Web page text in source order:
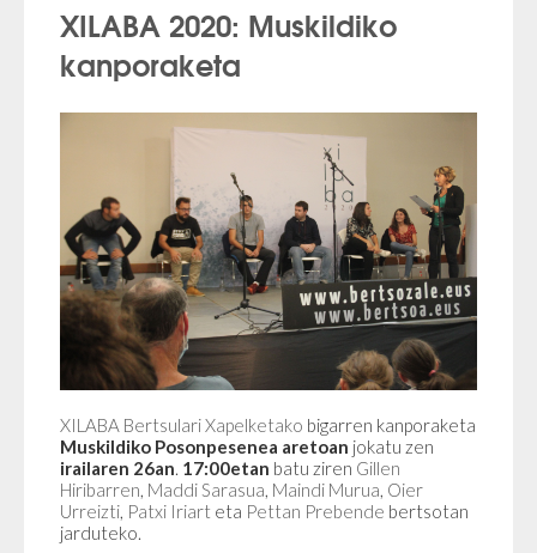
XILABA 2020: Muskildiko
kanporaketa
XILABA Bertsulari Xapelketako bigarren kanporaketa
Muskildiko Posonpesenea aretoan jokatu zen
irailaren 26an. 17:00etan batu ziren Gillen
Hiribarren, Maddi Sarasua, Maindi Murua, Oier
Urreizti, Patxi Iriart eta Pettan Prebende bertsotan
jarduteko.